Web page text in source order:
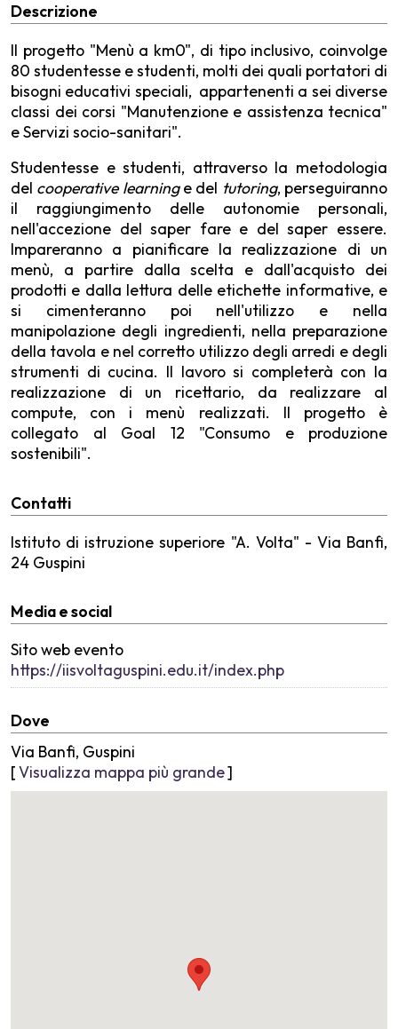
Descrizione
Il progetto "Menù a km0", di tipo inclusivo, coinvolge
80 studentesse e studenti, molti dei quali portatori di
bisogni educativi speciali, appartenenti a sei diverse
classi dei corsi "Manutenzione e assistenza tecnica"
e Servizi socio-sanitari".
Studentesse e studenti, attraverso la metodologia
del cooperative learninge del tutoring, perseguiranno
il raggiungimento delle autonomie personali,
nell'accezione del saper fare e del saper essere.
Impareranno a pianificare la realizzazione di un
menù, a partire dalla scelta e dall'acquisto dei
prodotti e dalla lettura delle etichette informative, e
si cimenteranno poi nell'utilizzo e nella
manipolazione degli ingredienti, nella preparazione
della tavola e nel corretto utilizzo degli arredi e degli
strumenti di cucina. Il lavoro si completerà con la
realizzazione di un ricettario, da realizzare al
compute, con i menù realizzati. Il progetto è
collegato al Goal 12 "Consumo e produzione
sostenibili".
Contatti
Istituto di istruzione superiore "A. Volta" - Via Banfi,
24 Guspini
Media e social
Sito web evento
https://iisvoltaguspini.edu.it/index.php
Dove
Via Banfi, Guspini
[Visualizza mappa più grande]